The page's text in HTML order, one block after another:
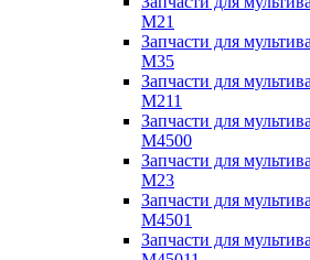
M21
Запчасти для
M35
Запчасти для
M211
Запчасти для
M4500
Запчасти для
M23
Запчасти для
M4501
Запчасти для